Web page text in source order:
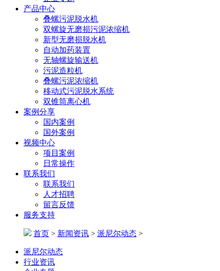
产品中心
叠螺污泥脱水机
双螺旋无磨损污泥浓缩机
新型无磨损脱水机
自动加药装置
无轴螺旋输送机
污泥造粒机
叠螺污泥浓缩机
移动式污泥脱水系统
双锥筒离心机
案例分享
国内案例
国外案例
视频中心
项目案例
日常操作
联系我们
联系我们
人才招聘
留言反馈
服务支持
首页 > 新闻资讯 > 派尼尔动态 >
派尼尔动态
行业资讯